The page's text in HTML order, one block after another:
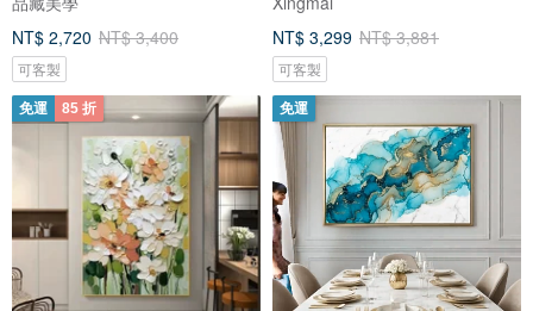
NT$ 2,720 NT$ 3,400
可客製
NT$ 3,299 NT$ 3,881
可客製
免運 85 折 免運